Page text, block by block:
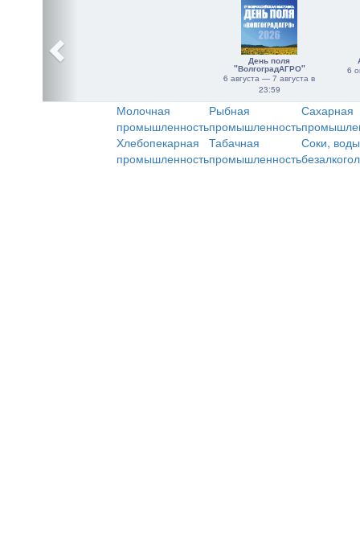
День поля
"ВолгоградАГРО"
6 августа — 7 августа в
23:59
6
Молочная
промышленность
Рыбная
промышленность
Сахарная
Хлебопекарная
промышленность
Табачная
промышленность
Соки,